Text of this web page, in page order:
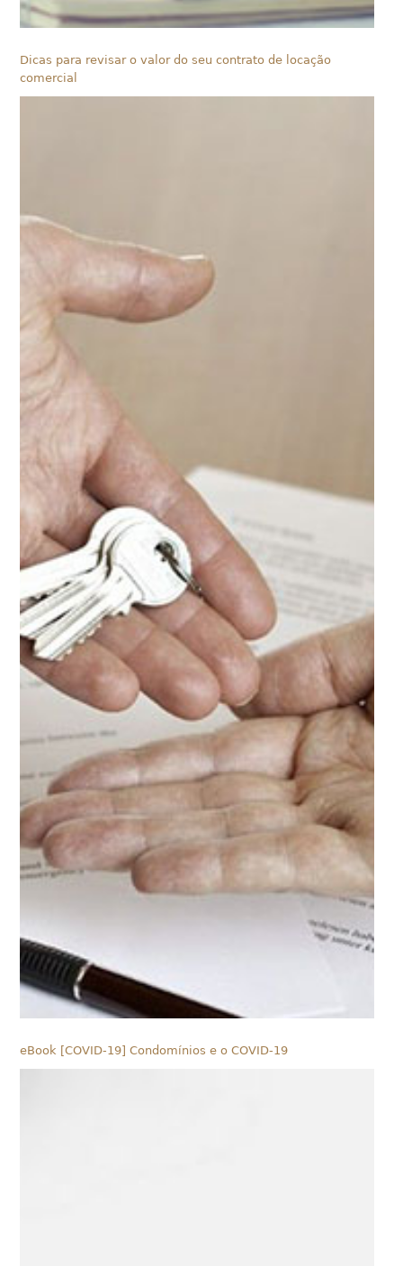
Dicas para revisar o valor do seu contrato de locação
comercial
eBook [COVID-19] Condomínios e o COVID-19